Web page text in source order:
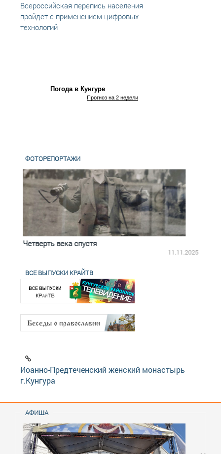
Всероссийская перепись населения
пройдет с применением цифровых
технологий
Погода в Кунгуре
Прогноз на 2 недели
ФОТОРЕПОРТАЖИ
Четверть века спустя
11.11.2025
ВСЕ ВЫПУСКИ КРАЙТВ
Иоанно-Предтеченский женский монастырь
г.Кунгура
АФИША